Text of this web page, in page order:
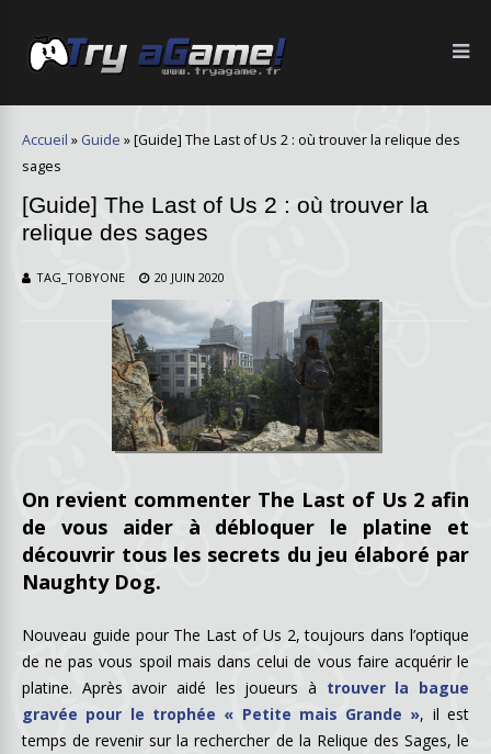
Accueil » Guide »[Guide] The Last of Us 2 : où trouver la relique des
sages
[Guide] The Last of Us 2 : où trouver la
relique des sages
TAG_TOBYONE 20 JUIN 2020
On revient commenter The Last of Us 2 afin
de vous aider à débloquer le platine et
découvrir tous les secrets du jeu élaboré par
Naughty Dog.
Nouveau guide pour The Last of Us 2, toujours dans l’optique
de ne pas vous spoil mais dans celui de vous faire acquérir le
platine. Après avoir aidé les joueurs à trouver la bague
gravée pour le trophée « Petite mais Grande », il est
temps de revenir sur la rechercher de la Relique des Sages, le